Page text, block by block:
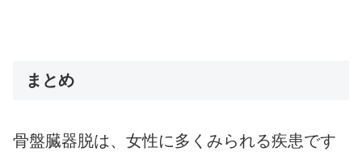
まとめ
骨盤臓器脱は、女性に多くみられる疾患です